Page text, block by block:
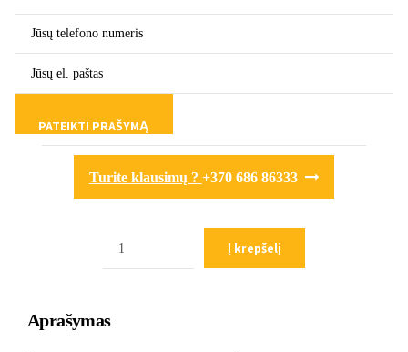
Turite klausimų ? +370 686 86333
Į krepšelį
Aprašymas